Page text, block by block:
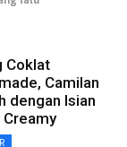
Coklat
Camilan
dengan Isian